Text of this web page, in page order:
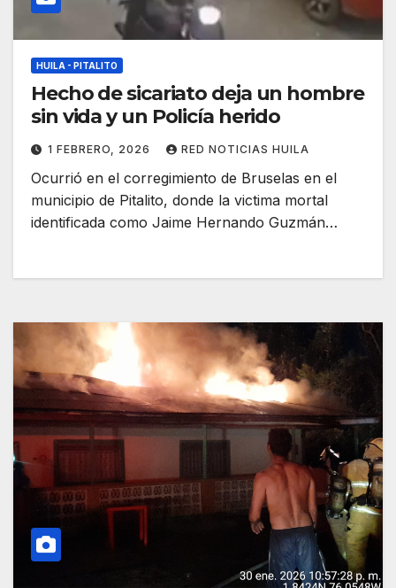
HUILA - PITALITO
Hecho de sicariato deja un hombre
sin vida y un Policía herido
1 FEBRERO, 2026 RED NOTICIAS HUILA
Ocurrió en el corregimiento de Bruselas en el
municipio de Pitalito, donde la victima mortal
identificada como Jaime Hernando Guzmán…